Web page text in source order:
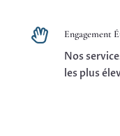
 Engagement
Nos
les plus